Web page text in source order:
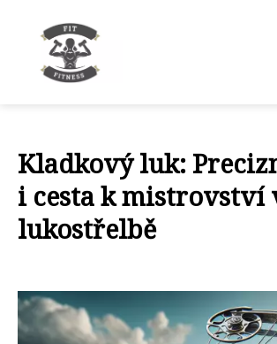
Kladkový luk:
i cesta k mistrovství
lukostřelbě